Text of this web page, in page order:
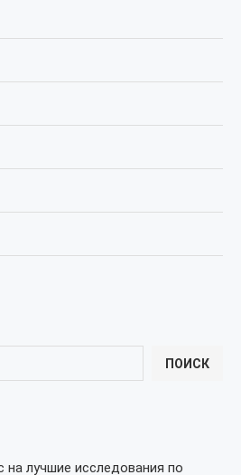
ПОИСК
на лучшие исследования по